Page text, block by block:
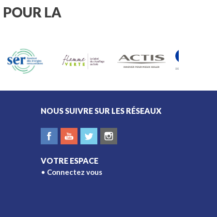
les règles applicables à
LA
NOUS SUIVRE SUR LES RÉSEAUX
VOTRE ESPACE
Connectez vous